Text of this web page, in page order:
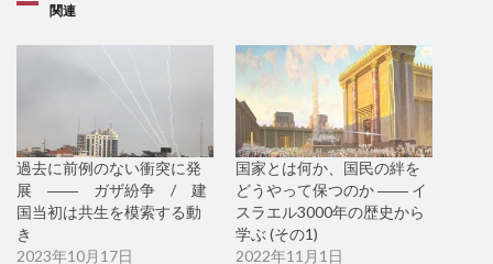
関連
過去に前例のない衝突に発
展 ―― ガザ紛争 / 建
国当初は共生を模索する動
き
2023年10月17日
国家とは何か、国民の絆を
どうやって保つのか ―― イ
スラエル3000年の歴史から
学ぶ (その1)
2022年11月1日